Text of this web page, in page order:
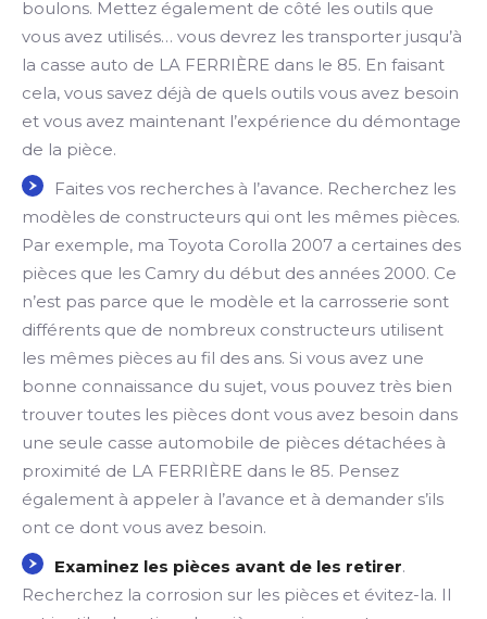
boulons. Mettez également de côté les outils que
vous avez utilisés… vous devrez les transporter jusqu’à
la casse auto de LA FERRIÈRE dans le 85. En faisant
cela, vous savez déjà de quels outils vous avez besoin
et vous avez maintenant l’expérience du démontage
de la pièce.
Faites vos recherches à l’avance. Recherchez les
modèles de constructeurs qui ont les mêmes pièces.
Par exemple, ma Toyota Corolla 2007 a certaines des
pièces que les Camry du début des années 2000. Ce
n’est pas parce que le modèle et la carrosserie sont
différents que de nombreux constructeurs utilisent
les mêmes pièces au fil des ans. Si vous avez une
bonne connaissance du sujet, vous pouvez très bien
trouver toutes les pièces dont vous avez besoin dans
une seule casse automobile de pièces détachées à
proximité de LA FERRIÈRE dans le 85. Pensez
également à appeler à l’avance et à demander s’ils
ont ce dont vous avez besoin.
Examinez les pièces avant de les retirer.
Recherchez la corrosion sur les pièces et évitez-la. Il